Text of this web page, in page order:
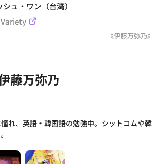
ュ・ワン（台湾）
Variety
《伊藤万弥乃》
藤万弥乃
れ、英語・韓国語の勉強中。シットコムや韓